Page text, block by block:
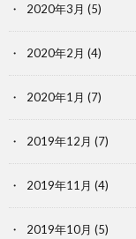
2020年3月 (5)
2020年2月 (4)
2020年1月 (7)
2019年12月 (7)
2019年11月 (4)
2019年10月 (5)